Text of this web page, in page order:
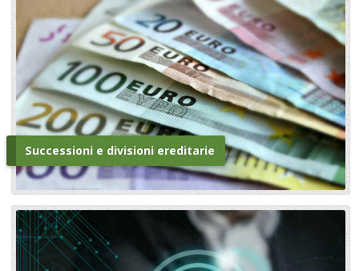
Successioni e divisioni ereditarie